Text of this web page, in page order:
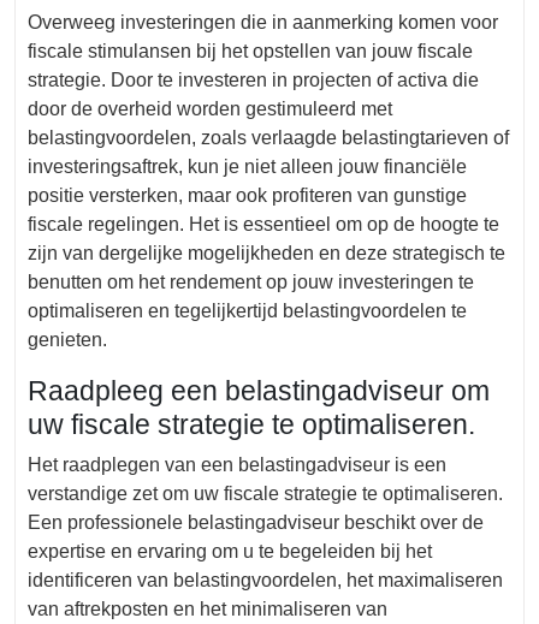
Overweeg investeringen die in aanmerking komen voor
fiscale stimulansen bij het opstellen van jouw fiscale
strategie. Door te investeren in projecten of activa die
door de overheid worden gestimuleerd met
belastingvoordelen, zoals verlaagde belastingtarieven of
investeringsaftrek, kun je niet alleen jouw financiële
positie versterken, maar ook profiteren van gunstige
fiscale regelingen. Het is essentieel om op de hoogte te
zijn van dergelijke mogelijkheden en deze strategisch te
benutten om het rendement op jouw investeringen te
optimaliseren en tegelijkertijd belastingvoordelen te
genieten.
Raadpleeg een belastingadviseur om
uw fiscale strategie te optimaliseren.
Het raadplegen van een belastingadviseur is een
verstandige zet om uw fiscale strategie te optimaliseren.
Een professionele belastingadviseur beschikt over de
expertise en ervaring om u te begeleiden bij het
identificeren van belastingvoordelen, het maximaliseren
van aftrekposten en het minimaliseren van